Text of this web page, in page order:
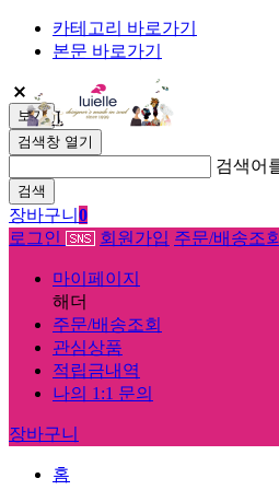
카테고리 바로가기
본문 바로가기
보기
검색창 열기
검색어
검색
장바구니 0
로그인
회원가입 주문/배송조회
마이페이지
해더
주문/배송조회
관심상품
적립금내역
나의 1:1 문의
장바구니
홈